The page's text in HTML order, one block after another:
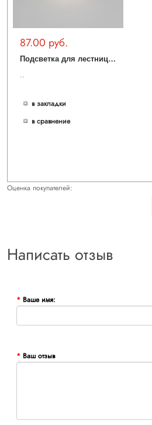
87.00 руб.
П
одсветка для лестниц и ступеней Rise 40163/LED
..
в закладки
в сравнение
Оценка покупателей:
Написать отзыв
Ваше имя:
Ваш отзыв